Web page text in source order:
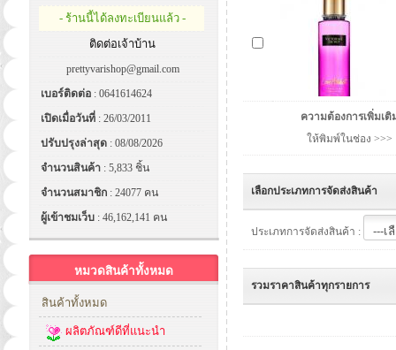
- ร้านนี้ได้ลงทะเบียนแล้ว -
ติดต่อเจ้าบ้าน
prettyvarishop@gmail.com
เบอร์ติดต่อ : 0641614624
เปิดเมื่อวันที่ : 26/03/2011
ปรับปรุงล่าสุด : 08/08/2026
จำนวนสินค้า : 5,833 ชิ้น
จำนวนสมาชิก : 24077 คน
ผู้เข้าชมเว็บ : 46,162,141 คน
หมวดสินค้าทั้งหมด
สินค้าทั้งหมด
ผลิตภัณฑ์ดีที่แนะนำ
ความต้องการเพิ่มเติ
ให้พิมพ์ในช่อง >>>
เลือกประเภทการจัดส่งสินค้า
ประเภทการจัดส่งสินค้า :
รวมราคาสินค้าทุกรายการ